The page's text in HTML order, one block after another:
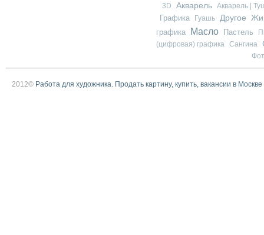
3D Акварель Акварель |
Графика Гуашь Другое
графика
Масло Пастель
(цифровая) графика
Сангина
2012© Работа для художника. Продать картину, купить, вакансии в Москве